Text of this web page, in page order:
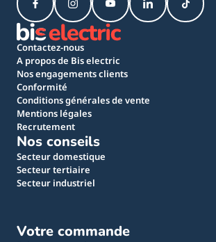
Contactez-nous
A propos de Bis electric
Nos engagements clients
Conformité
Conditions générales de vente
Mentions légales
Recrutement
Nos conseils
Secteur domestique
Secteur tertiaire
Secteur industriel
Votre commande